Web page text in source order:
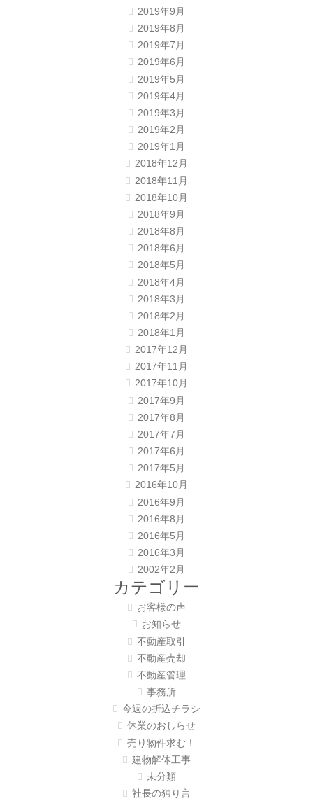
2019年9月
2019年8月
2019年7月
2019年6月
2019年5月
2019年4月
2019年3月
2019年2月
2019年1月
2018年12月
2018年11月
2018年10月
2018年9月
2018年8月
2018年6月
2018年5月
2018年4月
2018年3月
2018年2月
2018年1月
2017年12月
2017年11月
2017年10月
2017年9月
2017年8月
2017年7月
2017年6月
2017年5月
2016年10月
2016年9月
2016年8月
2016年5月
2016年3月
2002年2月
カテゴリー
お客様の声
お知らせ
不動産取引
不動産売却
不動産管理
事務所
今週の折込チラシ
休業のおしらせ
売り物件求む！
建物解体工事
未分類
社長の独り言